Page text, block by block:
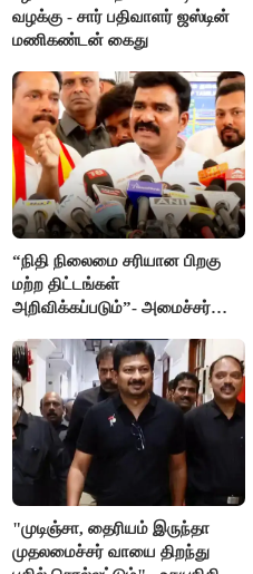
வழக்கு - சார் பதிவாளர் ஜஸ்டின்
மணிகண்டன் கைது
“நிதி நிலைமை சரியான பிறகு
மற்ற திட்டங்கள்
அறிவிக்கப்படும்”- அமைச்சர்
"முடிஞ்சா, தைரியம் இருந்தா
முதலமைச்சர் வாயை திறந்து